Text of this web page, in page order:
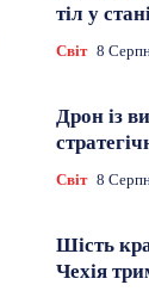
тіл у
Світ 8
Дрон із
Світ 8
Шість
Чехія